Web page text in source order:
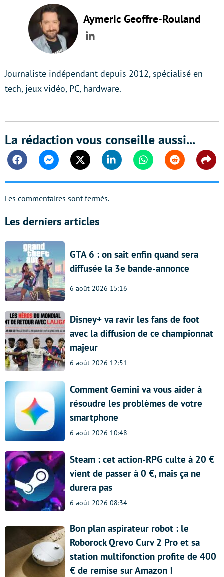
Aymeric Geoffre-Rouland
LinkedIn
Journaliste indépendant depuis 2012, spécialisé en
tech, jeux vidéo, PC, hardware.
La rédaction vous conseille aussi...
FacebookMessengerTwitter Linkedin WhatsappReddit
Les commentaires sont fermés.
Les derniers articles
GTA 6 : on sait enfin quand sera
diffusée la 3e bande-annonce
6 août 2026 15:16
Disney+ va ravir les fans de foot
avec la diffusion de ce championnat
majeur
6 août 2026 12:51
Comment Gemini va vous aider à
résoudre les problèmes de votre
smartphone
6 août 2026 10:48
Steam : cet action-RPG culte à 20 €
vient de passer à 0 €, mais ça ne
durera pas
6 août 2026 08:34
Bon plan aspirateur robot : le
Roborock Qrevo Curv 2 Pro et sa
station multifonction profite de 400
€ de remise sur Amazon !